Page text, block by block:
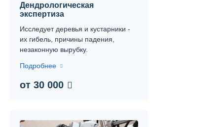
Дендрологическая
экспертиза
Исследует деревья и кустарники -
их гибель, причины падения,
незаконную вырубку.
Подробнее
от 30 000